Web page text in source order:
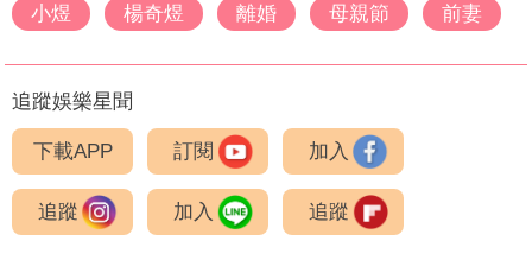
小煜
楊奇煜 離婚 母親節 前妻
追蹤娛樂星聞
下載APP 訂閱 加入
追蹤 加入 追蹤